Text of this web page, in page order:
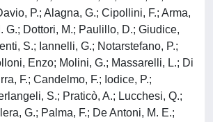
P.; Alagna, G.; Cipollini, F.; Arma,
G.; Dottori, M.; Paulillo, D.; Giudice,
S.; Iannelli, G.; Notarstefano, P.;
Enzo; Molini, G.; Massarelli, L.; Di
F.; Candelmo, F.; Iodice, P.;
S.; Praticò, A.; Lucchesi, Q.;
G.; Palma, F.; De Antoni, M. E.;